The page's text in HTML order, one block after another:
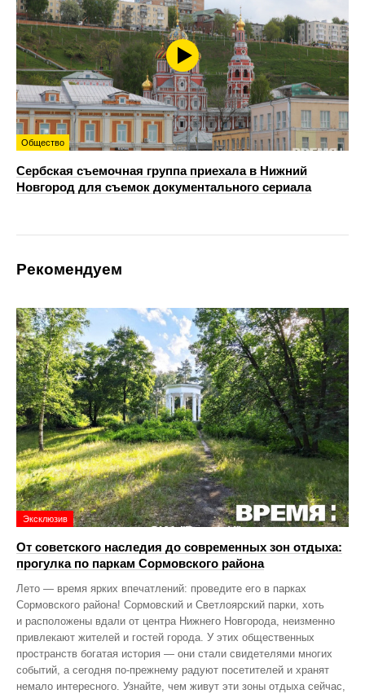
Общество
Сербская съемочная группа приехала в Нижний
Новгород для съемок документального сериала
Рекомендуем
Эксклюзив
От советского наследия до современных зон отдыха:
прогулка по паркам Сормовского района
Лето — время ярких впечатлений: проведите его в парках
Сормовского района! Сормовский и Светлоярский парки, хоть
и расположены вдали от центра Нижнего Новгорода, неизменно
привлекают жителей и гостей города. У этих общественных
пространств богатая история — они стали свидетелями многих
событий, а сегодня по‑прежнему радуют посетителей и хранят
немало интересного. Узнайте, чем живут эти зоны отдыха сейчас,